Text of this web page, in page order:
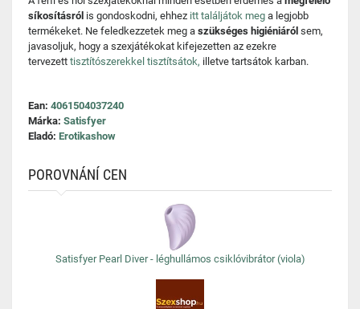
síkosításról is gondoskodni, ehhez itt találjátok meg a legjobb
termékeket. Ne feledkezzetek meg a szükséges higiéniáról sem,
javasoljuk, hogy a szexjátékokat kifejezetten az ezekre
tervezett tisztítószerekkel tisztítsátok, illetve tartsátok karban.
Ean: 4061504037240
Márka: Satisfyer
Eladó: Erotikashow
POROVNÁNÍ CEN
Satisfyer Pearl Diver - léghullámos csiklóvibrátor (viola)